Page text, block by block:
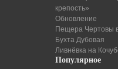
крепость»
Обновление
Пещера Чертовы
Бухта Дубовая
Ливнёвка на
Популярное